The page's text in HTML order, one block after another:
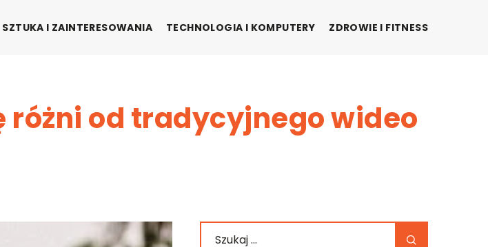
SZTUKA I ZAINTERESOWANIA TECHNOLOGIA I KOMPUTERY ZDROWIE I FITNESS
różni od tradycyjnego wideo